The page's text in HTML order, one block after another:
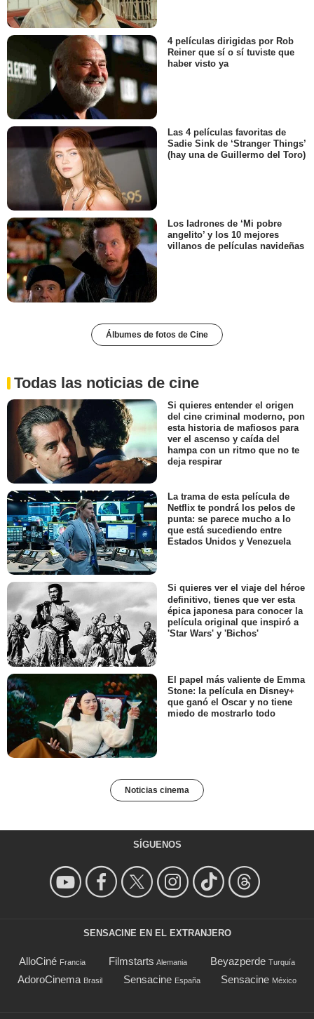
4 películas dirigidas por Rob
Reiner que sí o sí tuviste que
haber visto ya
Las 4 películas favoritas de
Sadie Sink de ‘Stranger Things’
(hay una de Guillermo del Toro)
Los ladrones de ‘Mi pobre
angelito’ y los 10 mejores
villanos de películas navideñas
Álbumes de fotos de Cine
Todas las noticias de cine
Si quieres entender el origen
del cine criminal moderno, pon
esta historia de mafiosos para
ver el ascenso y caída del
hampa con un ritmo que no te
deja respirar
La trama de esta película de
Netflix te pondrá los pelos de
punta: se parece mucho a lo
que está sucediendo entre
Estados Unidos y Venezuela
Si quieres ver el viaje del héroe
definitivo, tienes que ver esta
épica japonesa para conocer la
película original que inspiró a
'Star Wars' y 'Bichos'
El papel más valiente de Emma
Stone: la película en Disney+
que ganó el Oscar y no tiene
miedo de mostrarlo todo
Noticias cinema
SÍGUENOS
SENSACINE EN EL EXTRANJERO
AlloCiné Francia Filmstarts Alemania Beyazperde Turquía
AdoroCinema Brasil Sensacine España Sensacine México